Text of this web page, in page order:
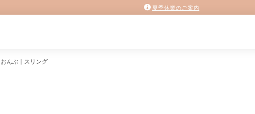
夏季休業のご案内
おんぶ｜スリング